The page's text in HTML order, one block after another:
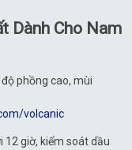
Dành Cho Nam
phồng cao, mùi
volcanic
12 giờ, kiểm soát dầu